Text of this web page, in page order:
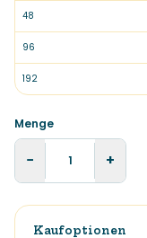
48
96
192
Menge
− +
Kaufoptionen